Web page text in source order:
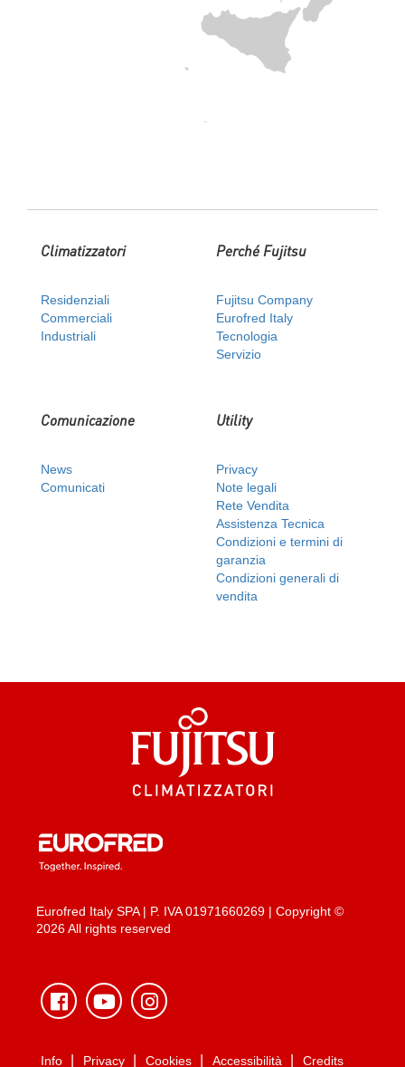
Climatizzatori
Residenziali
Commerciali
Industriali
Perché Fujitsu
Fujitsu Company
Eurofred Italy
Tecnologia
Servizio
Comunicazione
News
Comunicati
Utility
Privacy
Note legali
Rete Vendita
Assistenza Tecnica
Condizioni e termini di
garanzia
Condizioni generali di
vendita
Eurofred Italy SPA | P. IVA 01971660269 | Copyright ©
2026 All rights reserved
Info Privacy Cookies Accessibilità Credits